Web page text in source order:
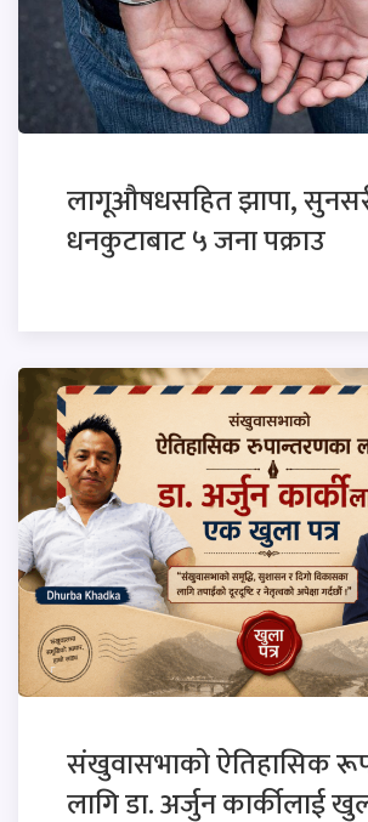
लागूऔषधसहित झापा,
धनकुटाबाट ५ जना पक्राउ
संखुवासभाको ऐतिहासिक
लागि डा. अर्जुन कार्कीलाई